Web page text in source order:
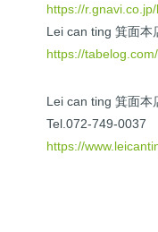
https://
Lei can ting 箕面
https://
Lei can ting 箕面
Tel.072-749-0037
https://